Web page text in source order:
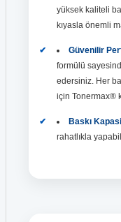
yüksek kaliteli
kıyasla önemli
Güvenilir
formülü
edersiniz. Her
için Tonermax®
Baskı
rahatlıkla